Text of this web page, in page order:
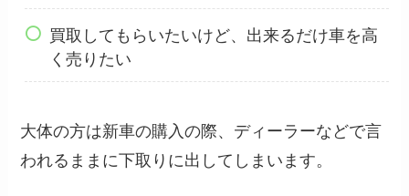
買取してもらいたいけど、出来るだけ車を高
く売りたい
大体の方は新車の購入の際、ディーラーなどで言
われるままに下取りに出してしまいます。